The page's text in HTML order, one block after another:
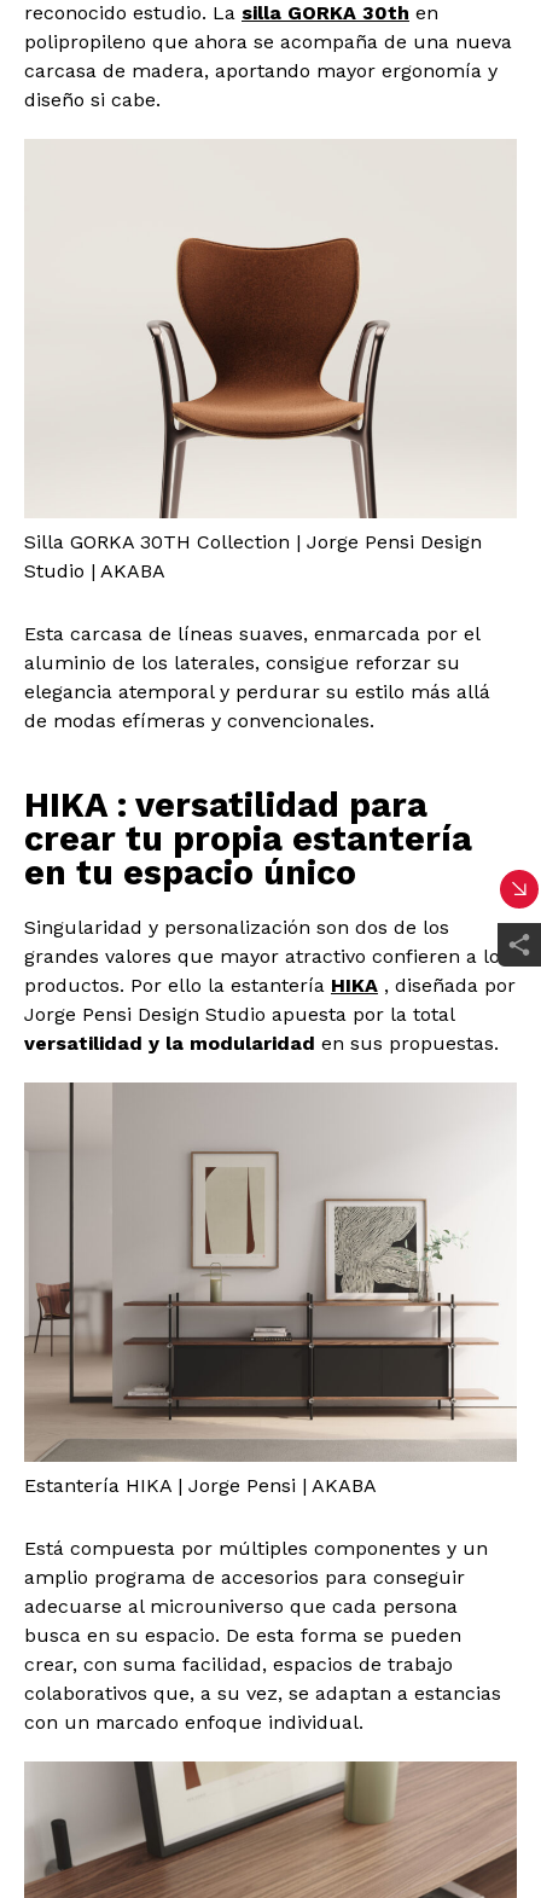
reconocido estudio. La silla GORKA 30th en
polipropileno que ahora se acompaña de una nueva
carcasa de madera, aportando mayor ergonomía y
diseño si cabe.
Silla GORKA 30TH Collection | Jorge Pensi Design
Studio | AKABA
Esta carcasa de líneas suaves, enmarcada por el
aluminio de los laterales, consigue reforzar su
elegancia atemporal y perdurar su estilo más allá
de modas efímeras y convencionales.
HIKA : versatilidad para
crear tu propia estantería
en tu espacio único
Singularidad y personalización son dos de los
grandes valores que mayor atractivo confieren a los
productos. Por ello la estantería HIKA , diseñada por
Jorge Pensi Design Studio apuesta por la total
versatilidad y la modularidad en sus propuestas.
Estantería HIKA | Jorge Pensi | AKABA
Está compuesta por múltiples componentes y un
amplio programa de accesorios para conseguir
adecuarse al microuniverso que cada persona
busca en su espacio. De esta forma se pueden
crear, con suma facilidad, espacios de trabajo
colaborativos que, a su vez, se adaptan a estancias
con un marcado enfoque individual.